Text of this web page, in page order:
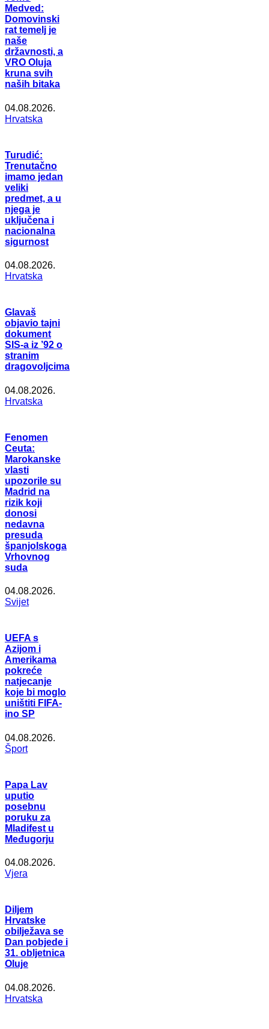
Medved:
Domovinski
rat temelj je
naše
državnosti, a
VRO Oluja
kruna svih
naših bitaka
04.08.2026.
Hrvatska
Turudić:
Trenutačno
imamo jedan
veliki
predmet, a u
njega je
uključena i
nacionalna
sigurnost
04.08.2026.
Hrvatska
Glavaš
objavio tajni
dokument
SIS-a iz ’92 o
stranim
dragovoljcima
04.08.2026.
Hrvatska
Fenomen
Ceuta:
Marokanske
vlasti
upozorile su
Madrid na
rizik koji
donosi
nedavna
presuda
španjolskoga
Vrhovnog
suda
04.08.2026.
Svijet
UEFA s
Azijom i
Amerikama
pokreće
natjecanje
koje bi moglo
uništiti FIFA-
ino SP
04.08.2026.
Šport
Papa Lav
uputio
posebnu
poruku za
Mladifest u
Međugorju
04.08.2026.
Vjera
Diljem
Hrvatske
obilježava se
Dan pobjede i
31. obljetnica
Oluje
04.08.2026.
Hrvatska